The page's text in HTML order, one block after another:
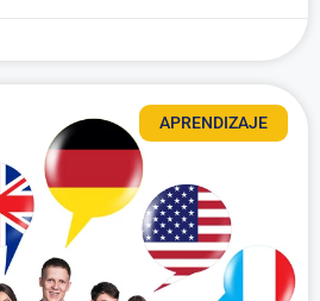
APRENDIZAJE